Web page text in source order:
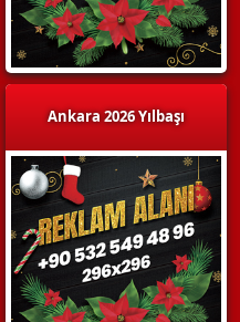
Ankara 2026 Yılbaşı